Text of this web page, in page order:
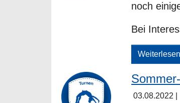
noch
Bei
Weiterlesen
03.08.2022